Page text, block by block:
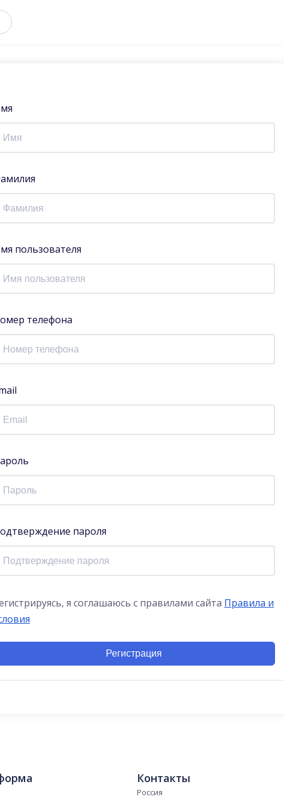
пользователя
телефона
пароля
я соглашаюсь с правилами сайта Правила и
Регистрация
Контакты
Россия